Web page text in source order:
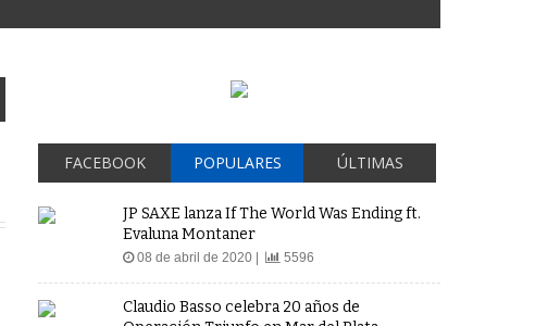
FACEBOOK POPULARES ÚLTIMAS
JP SAXE lanza If The World Was Ending ft.
Evaluna Montaner
08 de abril de 2020 | 5596
Claudio Basso celebra 20 años de